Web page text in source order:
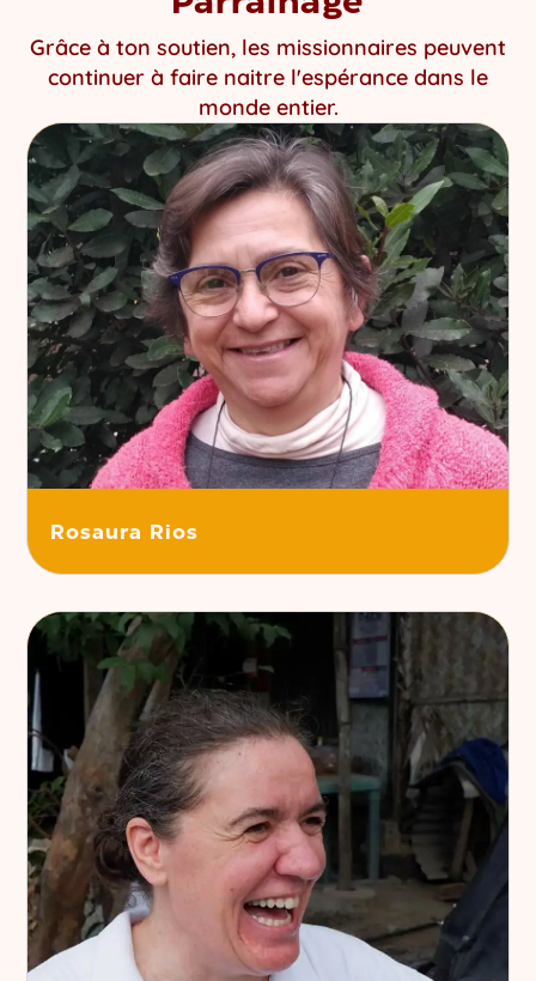
Grâce à ton soutien, les missionnaires peuvent
continuer à faire naitre l'espérance dans le
monde entier.
Rosaura Rios